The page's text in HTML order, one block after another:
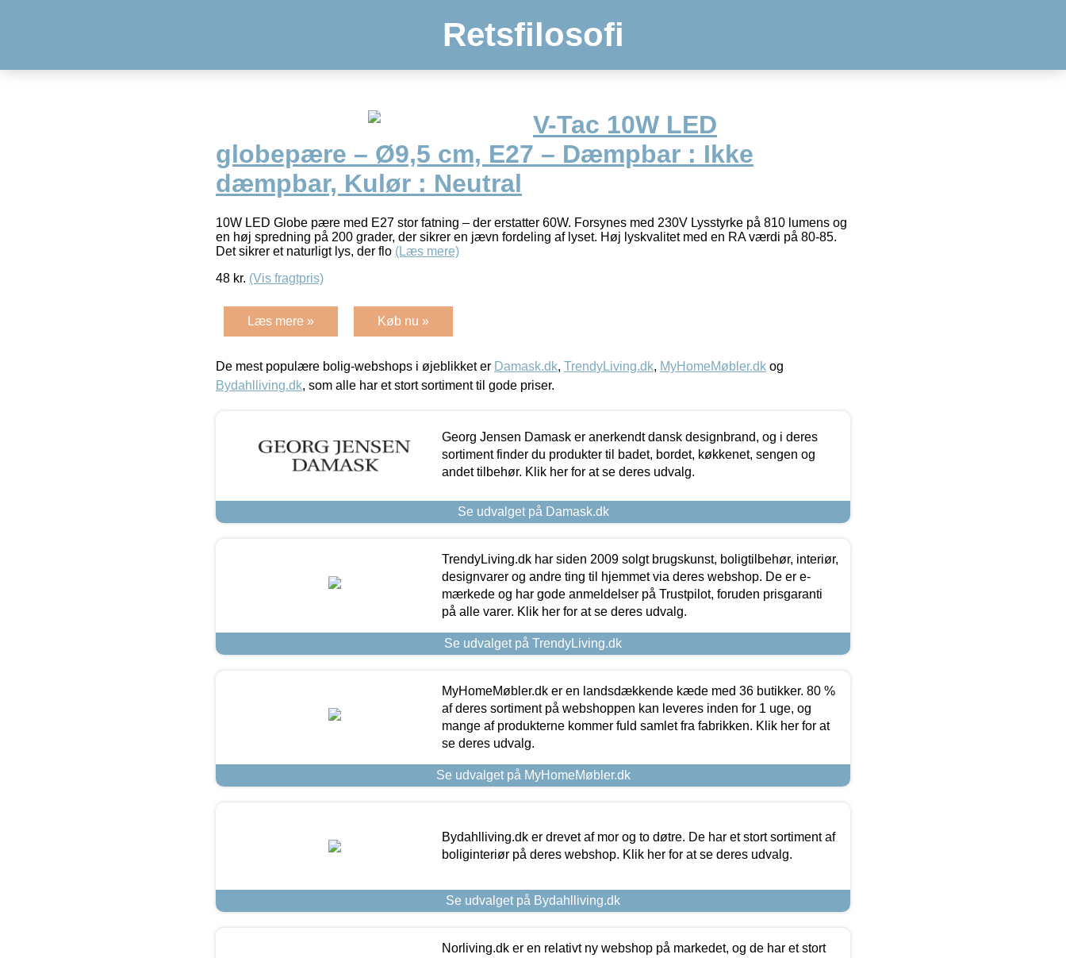
Retsfilosofi
V-Tac 10W LED
globepære – Ø9,5 cm, E27 – Dæmpbar : Ikke
dæmpbar, Kulør : Neutral
10W LED Globe pære med E27 stor fatning – der erstatter 60W. Forsynes med 230V Lysstyrke på 810 lumens og
en høj spredning på 200 grader, der sikrer en jævn fordeling af lyset. Høj lyskvalitet med en RA værdi på 80-85.
Det sikrer et naturligt lys, der flo (Læs mere)
48 kr. (Vis fragtpris)
Læs mere » Køb nu »
De mest populære bolig-webshops i øjeblikket er Damask.dk, TrendyLiving.dk, MyHomeMøbler.dk og
Bydahlliving.dk, som alle har et stort sortiment til gode priser.
Georg Jensen Damask er anerkendt dansk designbrand, og i deres
sortiment finder du produkter til badet, bordet, køkkenet, sengen og
andet tilbehør. Klik her for at se deres udvalg.
Se udvalget på Damask.dk
TrendyLiving.dk har siden 2009 solgt brugskunst, boligtilbehør, interiør,
designvarer og andre ting til hjemmet via deres webshop. De er e-
mærkede og har gode anmeldelser på Trustpilot, foruden prisgaranti
på alle varer. Klik her for at se deres udvalg.
Se udvalget på TrendyLiving.dk
MyHomeMøbler.dk er en landsdækkende kæde med 36 butikker. 80 %
af deres sortiment på webshoppen kan leveres inden for 1 uge, og
mange af produkterne kommer fuld samlet fra fabrikken. Klik her for at
se deres udvalg.
Se udvalget på MyHomeMøbler.dk
Bydahlliving.dk er drevet af mor og to døtre. De har et stort sortiment af
boliginteriør på deres webshop. Klik her for at se deres udvalg.
Se udvalget på Bydahlliving.dk
Norliving.dk er en relativt ny webshop på markedet, og de har et stort